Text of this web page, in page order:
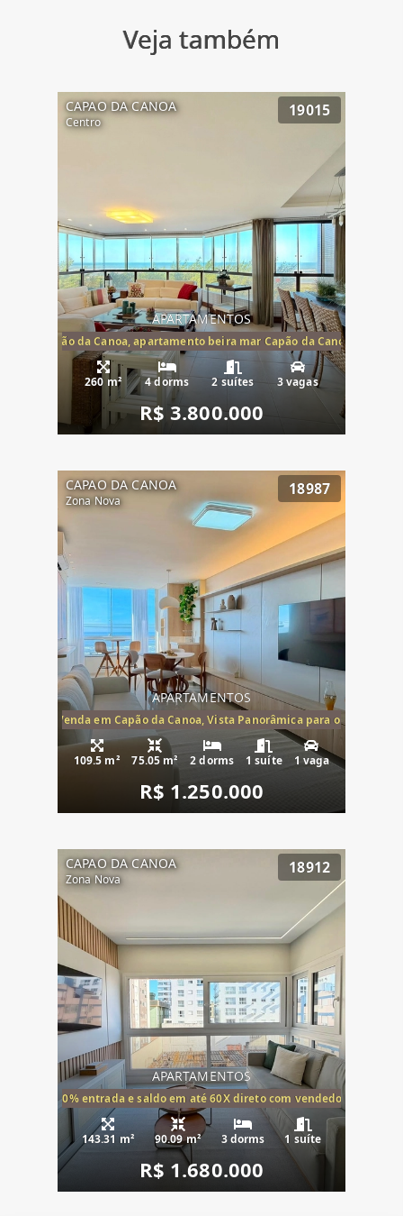
Veja também
CAPAO DA CANOA
Centro
19015
APARTAMENTOS
mar Capão da Canoa, apartamento beira mar Capão da Canoa,
260 m² 4 dorms 2 suítes 3 vagas
R$ 3.800.000
CAPAO DA CANOA
Zona Nova
18987
APARTAMENTOS
Mar à Venda em Capão da Canoa, Vista Panorâmica para o Mar, 2
109.5 m² 75.05 m² 2 dorms 1 suíte 1 vaga
R$ 1.250.000
CAPAO DA CANOA
Zona Nova
18912
APARTAMENTOS
20% entrada e saldo em até 60X direto com vendedor
143.31 m² 90.09 m² 3 dorms 1 suíte
R$ 1.680.000